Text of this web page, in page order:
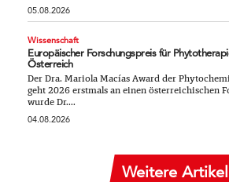
05.08.2026
Wissenschaft
Europäischer Forschungspreis für
Österreich
Der Dra. Mariola Macías Award der
geht 2026 erstmals an einen österreichischen
wurde Dr....
04.08.2026
Weitere Artikel